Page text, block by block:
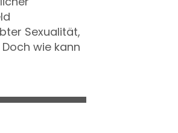
Sexualität,
wie kann